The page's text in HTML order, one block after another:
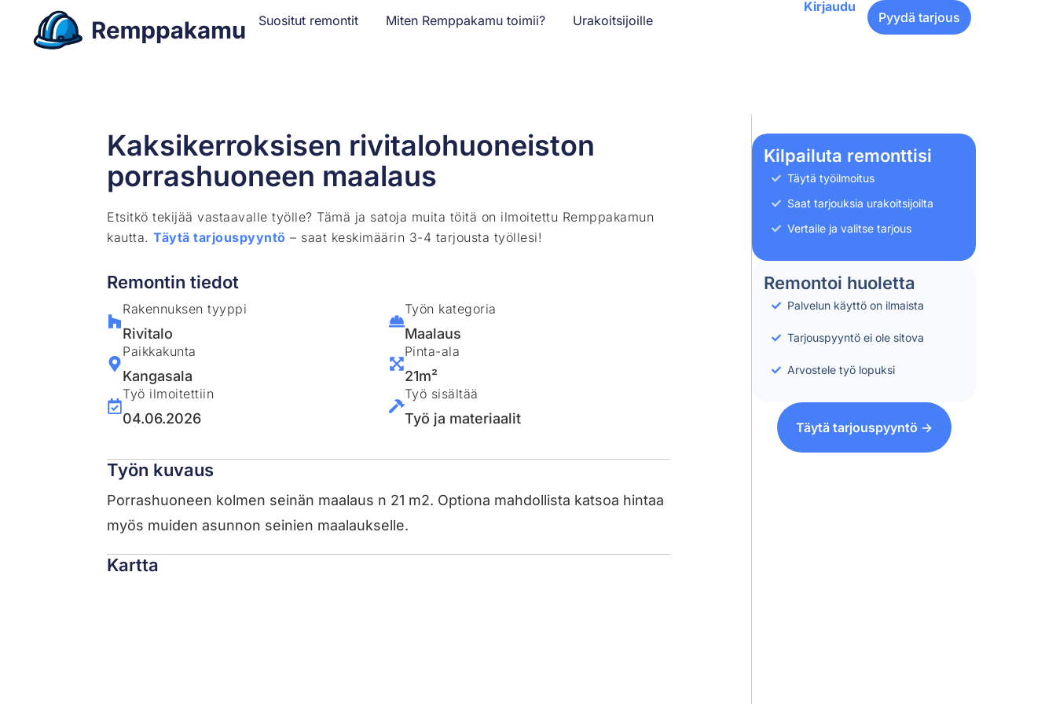
Suositut remontit Miten Remppakamu toimii? Urakoitsijoille
Kirjaudu
Pyydä tarjous
Kaksikerroksisen rivitalohuoneiston
porrashuoneen maalaus
Etsitkö tekijää vastaavalle työlle? Tämä ja satoja muita töitä on ilmoitettu Remppakamun
kautta.Täytä tarjouspyyntö – saat keskimäärin 3-4 tarjousta työllesi!
Remontin tiedot
Rakennuksen tyyppi
Rivitalo
Paikkakunta
Kangasala
Työ ilmoitettiin
04.06.2026
Työn kategoria
Maalaus
Pinta-ala
21m²
Työ sisältää
Työ ja materiaalit
Työn kuvaus
Porrashuoneen kolmen seinän maalaus n 21 m2. Optiona mahdollista katsoa hintaa
myös muiden asunnon seinien maalaukselle.
Kartta
Kilpailuta remonttisi
Täytä työilmoitus
Saat tarjouksia urakoitsijoilta
Vertaile ja valitse tarjous
Remontoi huoletta
Palvelun käyttö on ilmaista
Tarjouspyyntö ei ole sitova
Arvostele työ lopuksi
Täytä tarjouspyyntö ->